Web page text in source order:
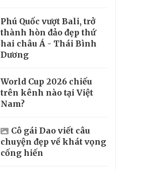
Phú Quốc vượt Bali, trở
thành hòn đảo đẹp thứ
hai châu Á - Thái Bình
Dương
World Cup 2026 chiếu
trên kênh nào tại Việt
Nam?
Cô gái Dao viết câu
chuyện đẹp về khát vọng
cống hiến